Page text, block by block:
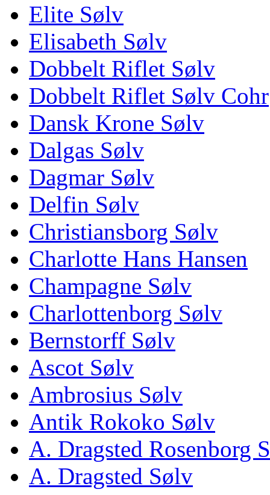
Elite Sølv
Elisabeth Sølv
Dobbelt Riflet Sølv
Dobbelt Riflet Sølv Cohr
Dansk Krone Sølv
Dalgas Sølv
Dagmar Sølv
Delfin Sølv
Christiansborg Sølv
Charlotte Hans Hansen
Champagne Sølv
Charlottenborg Sølv
Bernstorff Sølv
Ascot Sølv
Ambrosius Sølv
Antik Rokoko Sølv
A. Dragsted Rosenborg
A. Dragsted Sølv